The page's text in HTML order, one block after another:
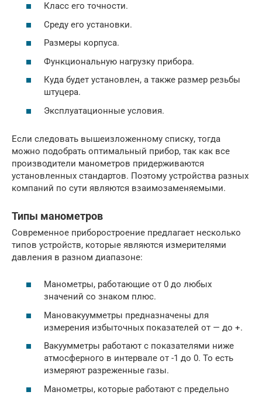
Класс его точности.
Среду его установки.
Размеры корпуса.
Функциональную нагрузку прибора.
Куда будет установлен, а также размер резьбы
штуцера.
Эксплуатационные условия.
Если следовать вышеизложенному списку, тогда
можно подобрать оптимальный прибор, так как все
производители манометров придерживаются
установленных стандартов. Поэтому устройства разных
компаний по сути являются взаимозаменяемыми.
Типы манометров
Современное приборостроение предлагает несколько
типов устройств, которые являются измерителями
давления в разном диапазоне:
Манометры, работающие от 0 до любых
значений со знаком плюс.
Мановакуумметры предназначены для
измерения избыточных показателей от — до +.
Вакуумметры работают с показателями ниже
атмосферного в интервале от -1 до 0. То есть
измеряют разреженные газы.
Манометры, которые работают с предельно